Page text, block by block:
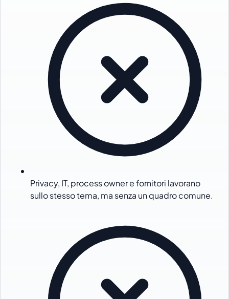
Privacy, IT, process owner e fornitori lavorano
sullo stesso tema, ma senza un quadro comune.